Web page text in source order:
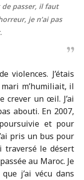
passer, il faut
je n’ai pas
violences. J’étais
mari m’humiliait, il
crever un œil. J’ai
abouti. En 2007,
et pour
pris un bus pour
traversé le désert
au Maroc. Je
j’ai vécu dans